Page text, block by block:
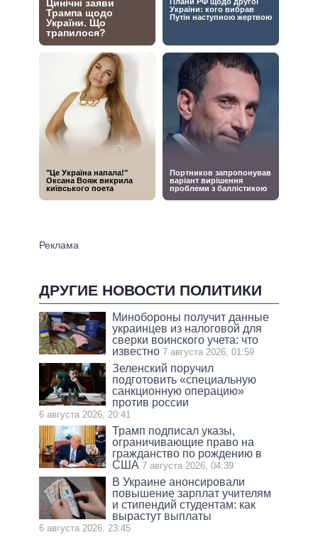
ДРУГИЕ НОВОСТИ ПОЛИТИКИ
Минобороны получит данные
украинцев из налоговой для
сверки воинского учета: что
известно 7 августа 2026, 01:59
Зеленский поручил
подготовить «специальную
санкционную операцию»
против россии
6 августа 2026, 20:41
Трамп подписал указы,
ограничивающие право на
гражданство по рождению в
США 7 августа 2026, 04:39
В Украине анонсировали
повышение зарплат учителям
и стипендий студентам: как
вырастут выплаты
6 августа 2026, 23:45